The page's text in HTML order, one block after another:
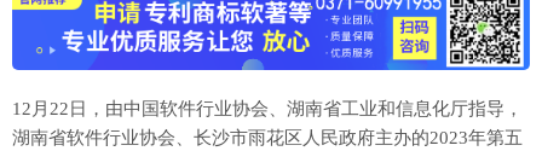
12月22日，由中国软件行业协会、湖南省工业和信息化厅指导，
湖南省软件行业协会、长沙市雨花区人民政府主办的2023年第五